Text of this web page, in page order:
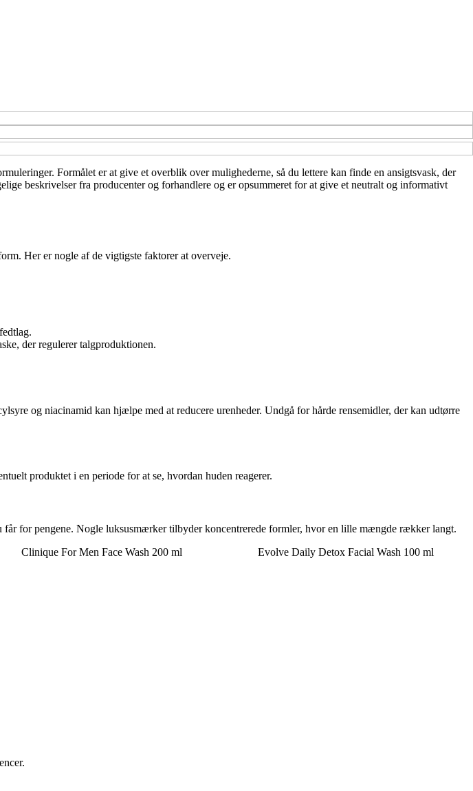
Formålet er at give et overblik over mulighederne, så du lettere kan finde en ansigtsvask, der
beskrivelser fra producenter og forhandlere og er opsummeret for at give et neutralt og informativt
Her er nogle af de vigtigste faktorer at overveje.
der regulerer talgproduktionen.
og niacinamid kan hjælpe med at reducere urenheder. Undgå for hårde rensemidler, der kan udtørre
produktet i en periode for at se, hvordan huden reagerer.
for pengene. Nogle luksusmærker tilbyder koncentrerede formler, hvor en lille mængde rækker langt.
Clinique For Men Face Wash 200 ml Evolve Daily Detox Facial Wash 100 ml